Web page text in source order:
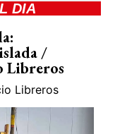
DIA
/
Libreros
Libreros